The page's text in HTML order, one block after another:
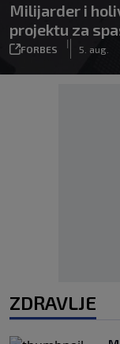
Milijarder i
projektu za
FORBES
|
5. aug.
ZDRAVLJE